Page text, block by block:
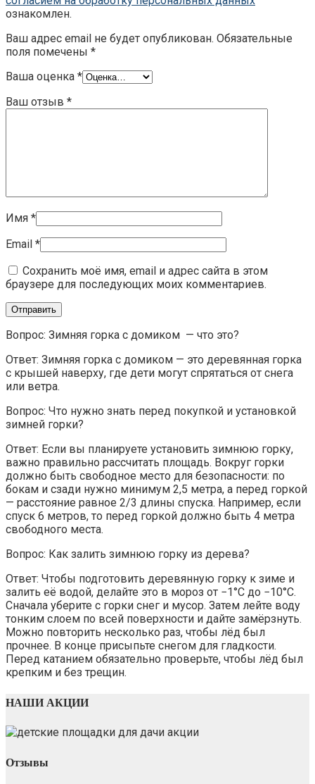
ознакомлен.
Ваш адрес email не будет опубликован. Обязательные
поля помечены *
Ваша оценка *
Ваш отзыв *
Имя *
Email *
Сохранить моё имя, email и адрес сайта в этом
браузере для последующих моих комментариев.
Вопрос: Зимняя горка с домиком — что это?
Ответ: Зимняя горка с домиком — это деревянная горка
с крышей наверху, где дети могут спрятаться от снега
или ветра.
Вопрос: Что нужно знать перед покупкой и установкой
зимней горки?
Ответ: Если вы планируете установить зимнюю горку,
важно правильно рассчитать площадь. Вокруг горки
должно быть свободное место для безопасности: по
бокам и сзади нужно минимум 2,5 метра, а перед горкой
— расстояние равное 2/3 длины спуска. Например, если
спуск 6 метров, то перед горкой должно быть 4 метра
свободного места.
Вопрос: Как залить зимнюю горку из дерева?
Ответ: Чтобы подготовить деревянную горку к зиме и
залить её водой, делайте это в мороз от −1°C до −10°C.
Сначала уберите с горки снег и мусор. Затем лейте воду
тонким слоем по всей поверхности и дайте замёрзнуть.
Можно повторить несколько раз, чтобы лёд был
прочнее. В конце присыпьте снегом для гладкости.
Перед катанием обязательно проверьте, чтобы лёд был
крепким и без трещин.
НАШИ АКЦИИ
Отзывы